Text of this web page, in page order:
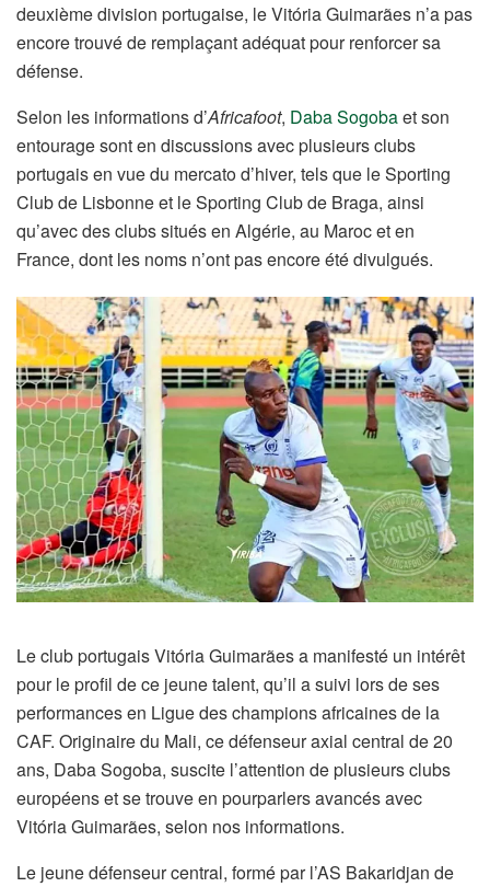
deuxième division portugaise, le Vitória Guimarães n’a pas
encore trouvé de remplaçant adéquat pour renforcer sa
défense.
Selon les informations d’Africafoot, Daba Sogobaet son
entourage sont en discussions avec plusieurs clubs
portugais en vue du mercato d’hiver, tels que le Sporting
Club de Lisbonne et le Sporting Club de Braga, ainsi
qu’avec des clubs situés en Algérie, au Maroc et en
France, dont les noms n’ont pas encore été divulgués.
Le club portugais Vitória Guimarães a manifesté un intérêt
pour le profil de ce jeune talent, qu’il a suivi lors de ses
performances en Ligue des champions africaines de la
CAF. Originaire du Mali, ce défenseur axial central de 20
ans, Daba Sogoba, suscite l’attention de plusieurs clubs
européens et se trouve en pourparlers avancés avec
Vitória Guimarães, selon nos informations.
Le jeune défenseur central, formé par l’AS Bakaridjan de